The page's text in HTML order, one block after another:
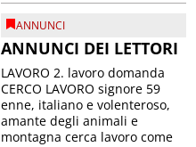
ANNUNCI
ANNUNCI DEI LETTORI
LAVORO 2. lavoro domanda
CERCO LAVORO signore 59
enne, italiano e volenteroso,
amante degli animali e
montagna cerca lavoro come